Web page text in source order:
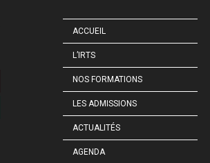
ACCUEIL
L’IRTS
NOS FORMATIONS
LES ADMISSIONS
ACTUALITÉS
AGENDA